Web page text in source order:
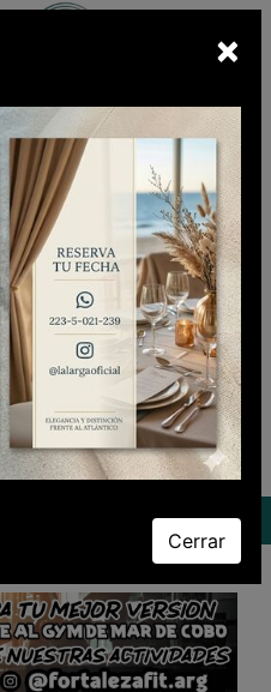
CIUDADANO CLUB
×
Cerrar